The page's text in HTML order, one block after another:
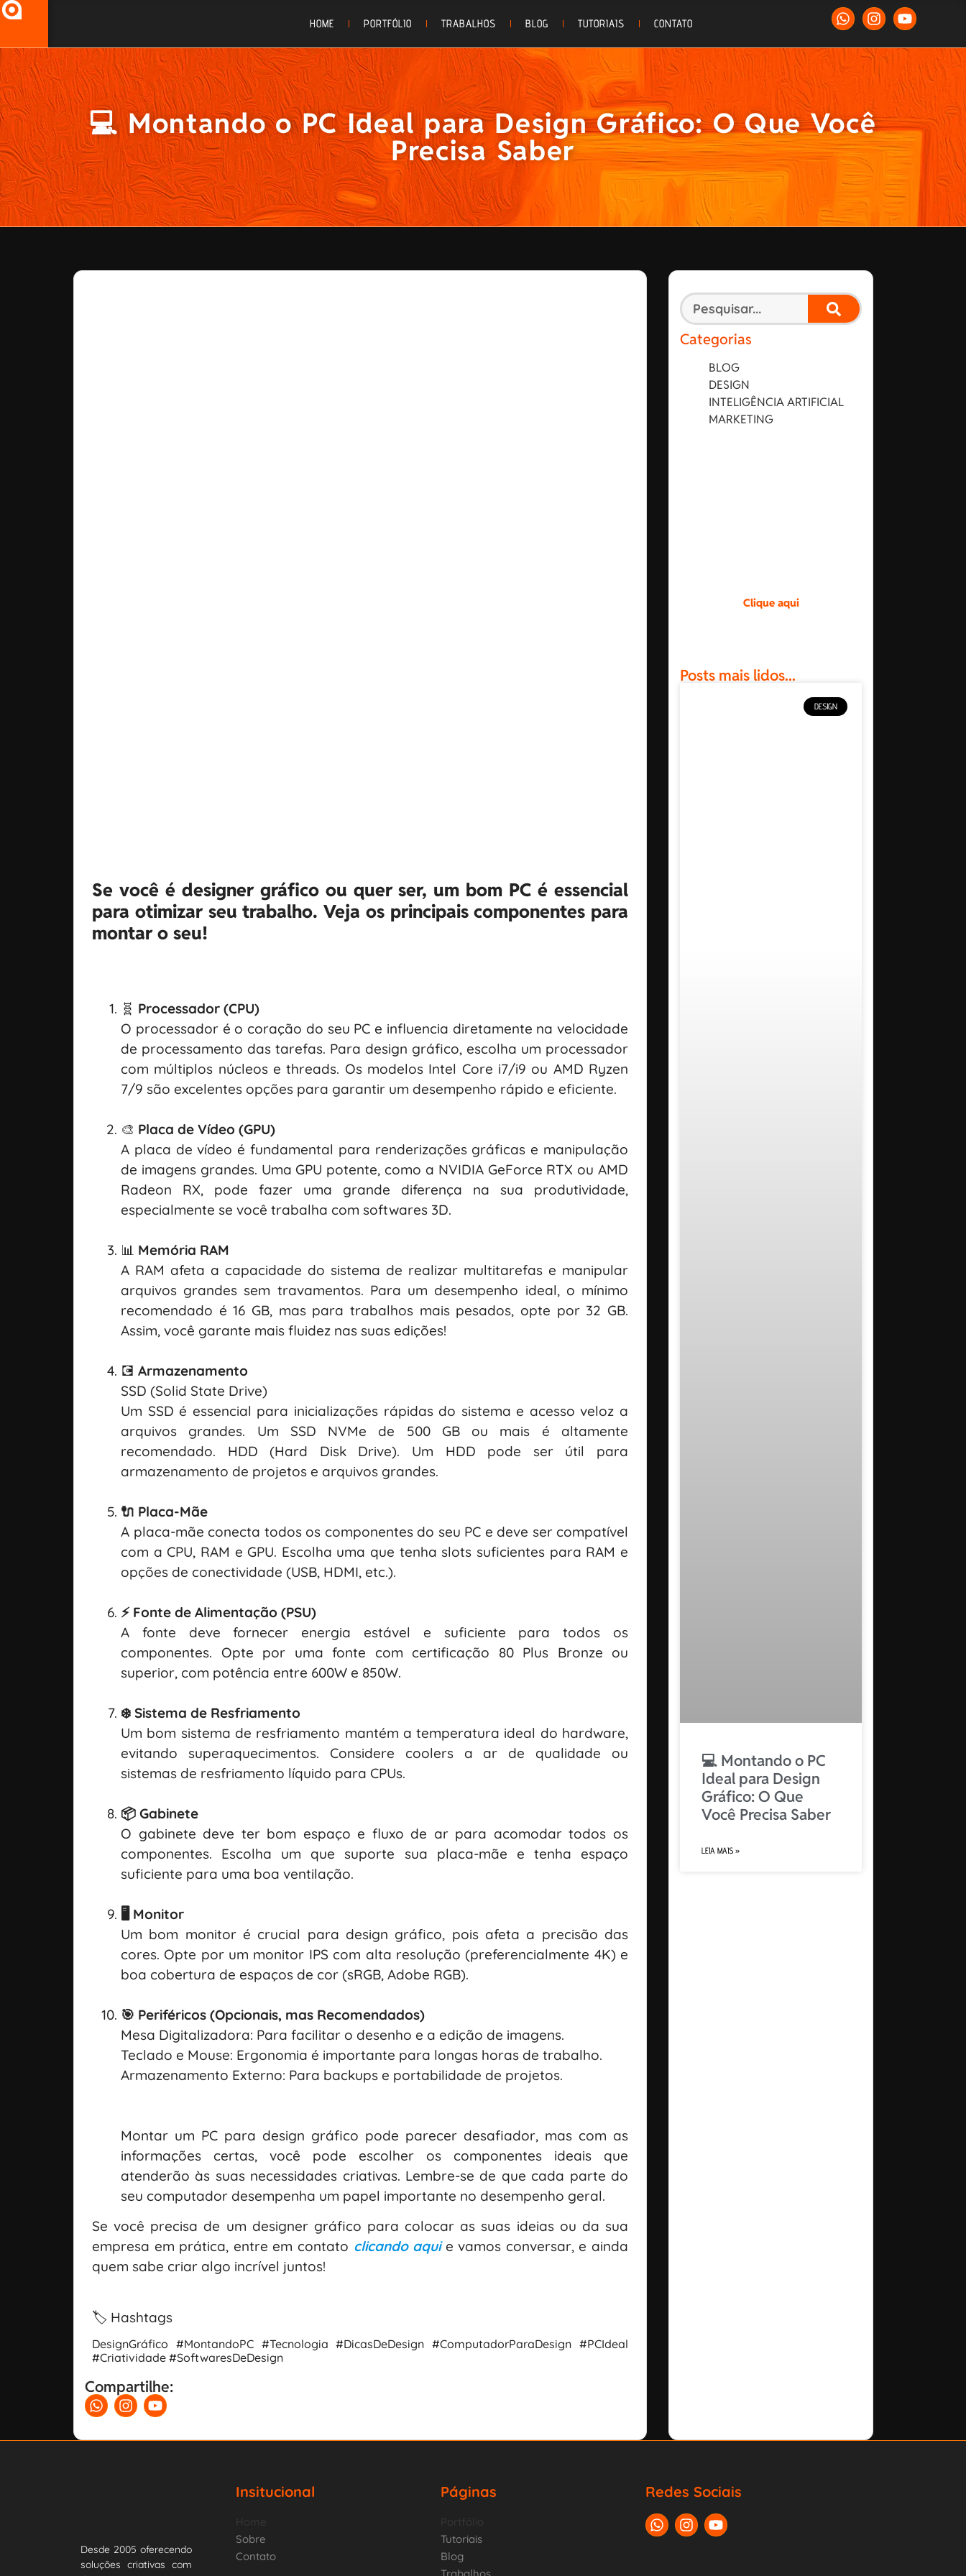
HOME PORTFÓLIO TRABALHOS BLOG TUTORIAIS CONTATO
💻 Montando o PC Ideal para Design Gráfico: O Que Você
Precisa Saber
Se você é designer gráfico ou quer ser, um bom PC é essencial
para otimizar seu trabalho. Veja os principais componentes para
montar o seu!
🧬 Processador (CPU)
O processador é o coração do seu PC e influencia diretamente na velocidade
de processamento das tarefas. Para design gráfico, escolha um processador
com múltiplos núcleos e threads. Os modelos Intel Core i7/i9 ou AMD Ryzen
7/9 são excelentes opções para garantir um desempenho rápido e eficiente.
🎨 Placa de Vídeo (GPU)
A placa de vídeo é fundamental para renderizações gráficas e manipulação
de imagens grandes. Uma GPU potente, como a NVIDIA GeForce RTX ou AMD
Radeon RX, pode fazer uma grande diferença na sua produtividade,
especialmente se você trabalha com softwares 3D.
📊 Memória RAM
A RAM afeta a capacidade do sistema de realizar multitarefas e manipular
arquivos grandes sem travamentos. Para um desempenho ideal, o mínimo
recomendado é 16 GB, mas para trabalhos mais pesados, opte por 32 GB.
Assim, você garante mais fluidez nas suas edições!
💽 Armazenamento
SSD (Solid State Drive)
Um SSD é essencial para inicializações rápidas do sistema e acesso veloz a
arquivos grandes. Um SSD NVMe de 500 GB ou mais é altamente
recomendado. HDD (Hard Disk Drive). Um HDD pode ser útil para
armazenamento de projetos e arquivos grandes.
🔌 Placa-Mãe
A placa-mãe conecta todos os componentes do seu PC e deve ser compatível
com a CPU, RAM e GPU. Escolha uma que tenha slots suficientes para RAM e
opções de conectividade (USB, HDMI, etc.).
⚡ Fonte de Alimentação (PSU)
A fonte deve fornecer energia estável e suficiente para todos os
componentes. Opte por uma fonte com certificação 80 Plus Bronze ou
superior, com potência entre 600W e 850W.
❄️ Sistema de Resfriamento
Um bom sistema de resfriamento mantém a temperatura ideal do hardware,
evitando superaquecimentos. Considere coolers a ar de qualidade ou
sistemas de resfriamento líquido para CPUs.
📦 Gabinete
O gabinete deve ter bom espaço e fluxo de ar para acomodar todos os
componentes. Escolha um que suporte sua placa-mãe e tenha espaço
suficiente para uma boa ventilação.
🖥️ Monitor
Um bom monitor é crucial para design gráfico, pois afeta a precisão das
cores. Opte por um monitor IPS com alta resolução (preferencialmente 4K) e
boa cobertura de espaços de cor (sRGB, Adobe RGB).
🎯 Periféricos (Opcionais, mas Recomendados)
Mesa Digitalizadora: Para facilitar o desenho e a edição de imagens.
Teclado e Mouse: Ergonomia é importante para longas horas de trabalho.
Armazenamento Externo: Para backups e portabilidade de projetos.
Montar um PC para design gráfico pode parecer desafiador, mas com as
informações certas, você pode escolher os componentes ideais que
atenderão às suas necessidades criativas. Lembre-se de que cada parte do
seu computador desempenha um papel importante no desempenho geral.
Se você precisa de um designer gráfico para colocar as suas ideias ou da sua
empresa em prática, entre em contato clicando aqui e vamos conversar, e ainda
quem sabe criar algo incrível juntos!
🏷️ Hashtags
DesignGráfico #MontandoPC #Tecnologia #DicasDeDesign #ComputadorParaDesign #PCIdeal
#Criatividade #SoftwaresDeDesign
Compartilhe:
Categorias
BLOG
DESIGN
INTELIGÊNCIA ARTIFICIAL
MARKETING
Clique aqui
Posts mais lidos...
DESIGN
💻 Montando o PC
Ideal para Design
Gráfico: O Que
Você Precisa Saber
LEIA MAIS »
Desde 2005 oferecendo
soluções criativas com
Insitucional
Sobre
Contato
Páginas
Tutoriais
Blog
Trabalhos
Redes Sociais